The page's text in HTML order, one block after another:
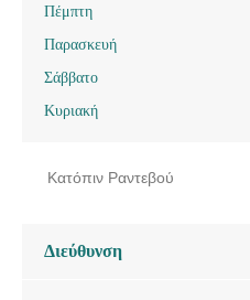
Πέμπτη
Παρασκευή
Σάββατο
Κυριακή
Κατόπιν Ραντεβού
Διεύθυνση